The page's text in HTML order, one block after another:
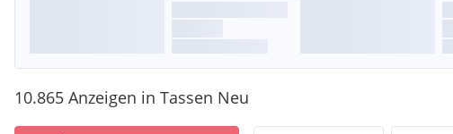
10.865 Anzeigen in Tassen Neu